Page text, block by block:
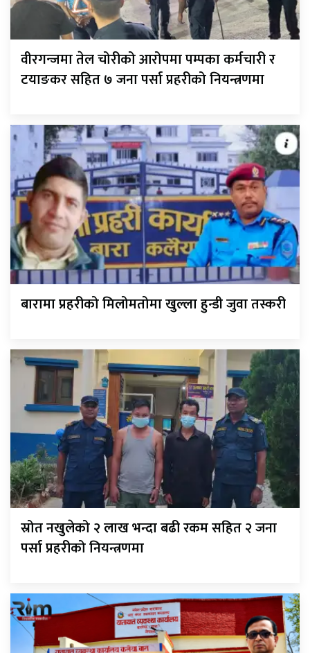
वीरगन्जमा तेल चोरीको आरोपमा पम्पका कर्मचारी र
टयाङकर सहित ७ जना पर्सा प्रहरीको नियन्त्रणमा
बारामा प्रहरीको मिलोमतोमा खुल्ला हुन्डी जुवा तस्करी
स्रोत नखुलेको २ लाख भन्दा बढी रकम सहित २ जना
पर्सा प्रहरीको नियन्त्रणमा